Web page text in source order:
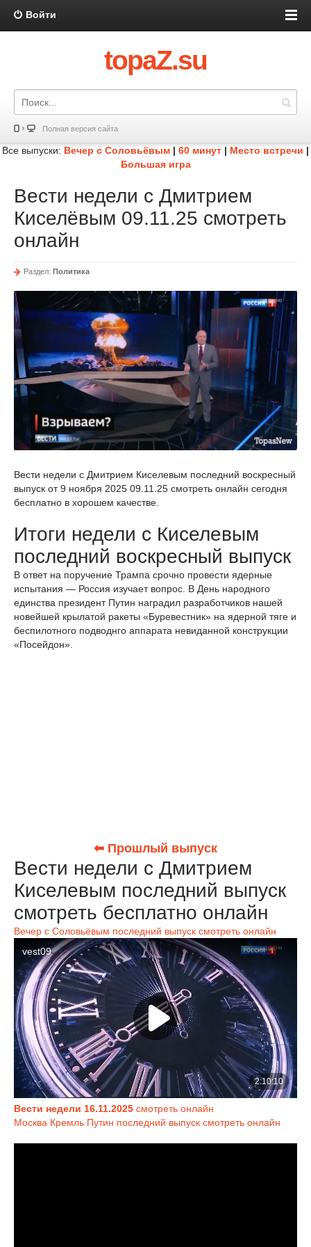
Войти
topaZ.su
Полная версия сайта
Все выпуски: Вечер с Соловьёвым | 60 минут | Место встречи |
Большая игра
Вести недели с Дмитрием
Киселёвым 09.11.25 смотреть
онлайн
Раздел: Политика
Вести недели с Дмитрием Киселевым последний воскресный
выпуск от 9 ноября 2025 09.11.25 смотреть онлайн сегодня
бесплатно в хорошем качестве.
Итоги недели с Киселевым
последний воскресный выпуск
В ответ на поручение Трампа срочно провести ядерные
испытания — Россия изучает вопрос. В День народного
единства президент Путин наградил разработчиков нашей
новейшей крылатой ракеты «Буревестник» на ядерной тяге и
беспилотного подводнго аппарата невиданной конструкции
«Посейдон».
⬅ Прошлый выпуск
Вести недели с Дмитрием
Киселевым последний выпуск
смотреть бесплатно онлайн
Вечер с Соловьёвым последний выпуск смотреть онлайн
Вести недели 16.11.2025 смотреть онлайн
Москва Кремль Путин последний выпуск смотреть онлайн